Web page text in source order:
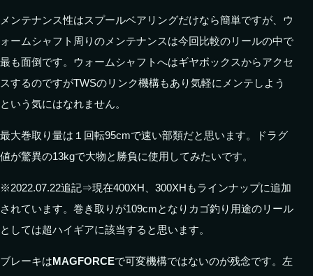
メンテナンス性はスプールベアリングだけなら簡単ですが、ウ
ォームシャフト周りのメンテナンスは今回比較のリールの中で
最も面倒です。ウォームシャフトへはギヤボックスからアクセ
スするのですがTWSのリンク機構もあり気軽にメンテしよう
という気にはなれません。
最大巻取り量は１回転95cmで速い部類だと思います。ドラグ
値が驚異の13kgで大物と勝負に使用してみたいです。
※2022.07.22追記⇒現在400XH、300XHもラインナップに追加
されています。巻き取りが109cmとなりカゴ釣り用途のリール
としては超ハイギアに該当すると思います。
ブレーキはMAGFORCEで可変機構ではないのが残念です。左